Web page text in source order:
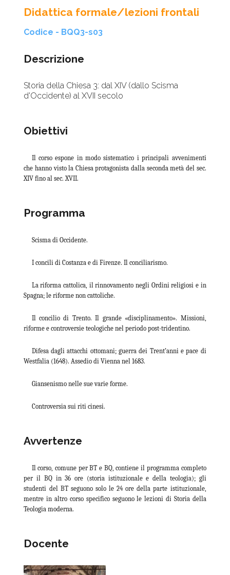
Didattica formale/lezioni frontali
Codice - BQQ3-s03
Descrizione
Storia della Chiesa 3: dal XIV (dallo Scisma
d'Occidente) al XVII secolo
Obiettivi
Il corso espone in modo sistematico i principali avvenimenti
che hanno visto la Chiesa protagonista dalla seconda metà del sec.
XIV fino al sec. XVII.
Programma
Scisma di Occidente.
I concili di Costanza e di Firenze. Il conciliarismo.
La riforma cattolica, il rinnovamento negli Ordini religiosi e in
Spagna; le riforme non cattoliche.
Il concilio di Trento. Il grande «disciplinamento». Missioni,
riforme e controversie teologiche nel periodo post-tridentino.
Difesa dagli attacchi ottomani; guerra dei Trent’anni e pace di
Westfalia (1648). Assedio di Vienna nel 1683.
Giansenismo nelle sue varie forme.
Controversia sui riti cinesi.
Avvertenze
Il corso, comune per BT e BQ, contiene il programma completo
per il BQ in 36 ore (storia istituzionale e della teologia); gli
studenti del BT seguono solo le 24 ore della parte istituzionale,
mentre in altro corso specifico seguono le lezioni di Storia della
Teologia moderna.
Docente